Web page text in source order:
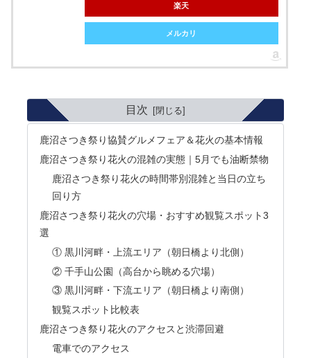
楽天
メルカリ
目次
鹿沼さつき祭り協賛グルメフェア＆花火の基本情報
鹿沼さつき祭り花火の混雑の実態｜5月でも油断禁物
鹿沼さつき祭り花火の時間帯別混雑と当日の立ち
回り方
鹿沼さつき祭り花火の穴場・おすすめ観覧スポット3
選
① 黒川河畔・上流エリア（朝日橋より北側）
② 千手山公園（高台から眺める穴場）
③ 黒川河畔・下流エリア（朝日橋より南側）
観覧スポット比較表
鹿沼さつき祭り花火のアクセスと渋滞回避
電車でのアクセス